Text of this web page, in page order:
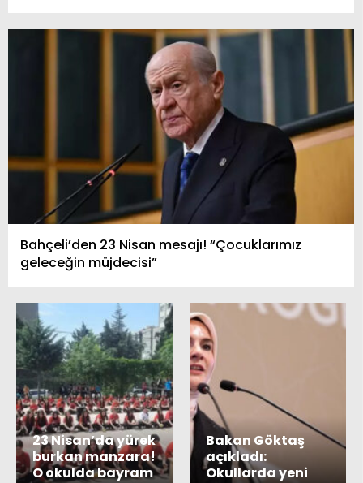
Bahçeli’den 23 Nisan mesajı! “Çocuklarımız
geleceğin müjdecisi”
23 Nisan’da yürek
burkan manzara!
O okulda bayram
Bakan Göktaş
açıkladı:
Okullarda yeni